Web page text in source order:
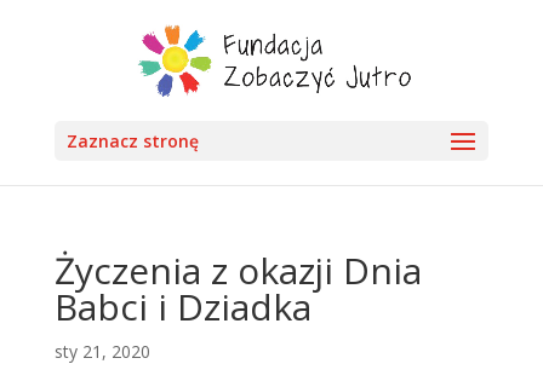
Zaznacz stronę
Życzenia z okazji Dnia
Babci i Dziadka
sty 21, 2020